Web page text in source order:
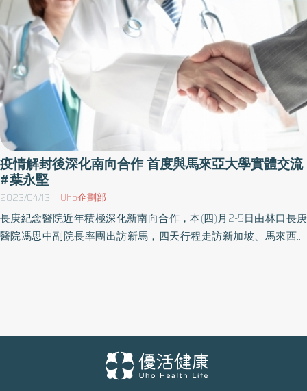
疫情解封後深化南向合作 首度與馬來亞大學實體交流
#葉永堅
2023/04/13 Uho企劃部
長庚紀念醫院近年積極深化新南向合作，本(四)月2-5日由林口長庚
醫院馮思中副院長率團出訪新馬，四天行程走訪新加坡、馬來西亞
錄後，過去四年仍藉由線上方式維繫密切交流，此次係疫情解封後
首次面對面的實體交流 。 兩家皆為馬來西亞具有指標性的醫療機